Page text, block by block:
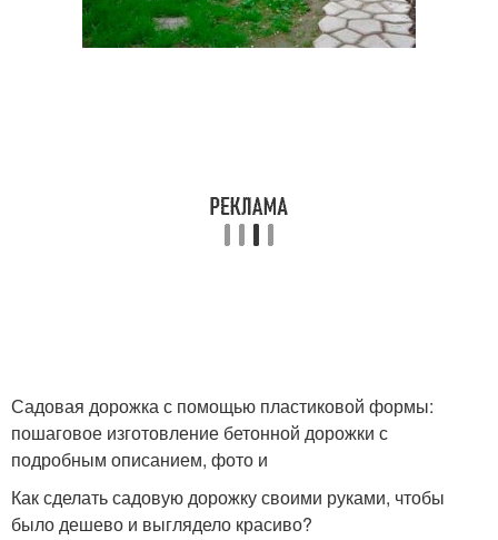
Садовая дорожка с помощью пластиковой формы:
пошаговое изготовление бетонной дорожки с
подробным описанием, фото и
Как сделать садовую дорожку своими руками, чтобы
было дешево и выглядело красиво?